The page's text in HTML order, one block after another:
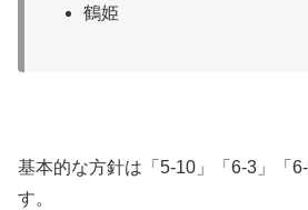
鶴姫
基本的な方針は「5-10」「6-3」「
す。